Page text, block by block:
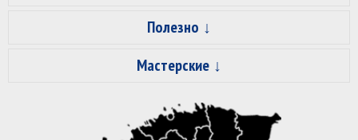
Полезно
Мастерские